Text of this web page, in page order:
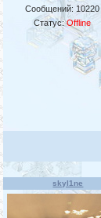
Сообщений: 10220
Статус:Offline
skyl1ne